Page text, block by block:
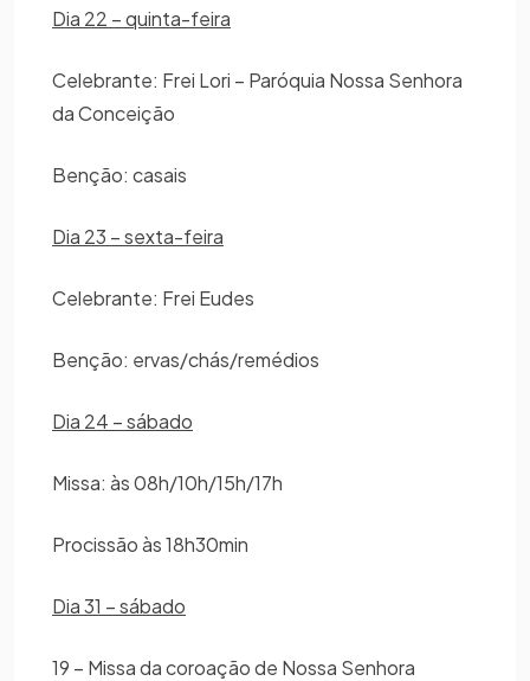
Dia 22 – quinta-feira
Celebrante: Frei Lori – Paróquia Nossa Senhora
da Conceição
Benção: casais
Dia 23 – sexta-feira
Celebrante: Frei Eudes
Benção: ervas/chás/remédios
Dia 24 – sábado
Missa: às 08h/10h/15h/17h
Procissão às 18h30min
Dia 31 – sábado
19 – Missa da coroação de Nossa Senhora